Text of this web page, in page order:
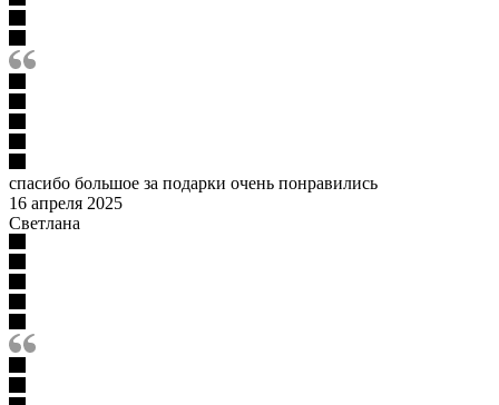
спасибо большое за подарки очень понравились
16 апреля 2025
Светлана